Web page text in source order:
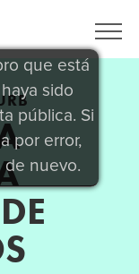
que está
sido
pública. Si
por error,
nuevo.